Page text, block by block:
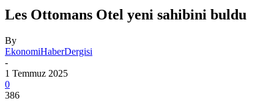
Les Ottomans Otel yeni sahibini buldu
By
EkonomiHaberDergisi
-
1 Temmuz 2025
0
386